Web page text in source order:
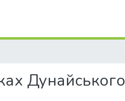
Дунайського